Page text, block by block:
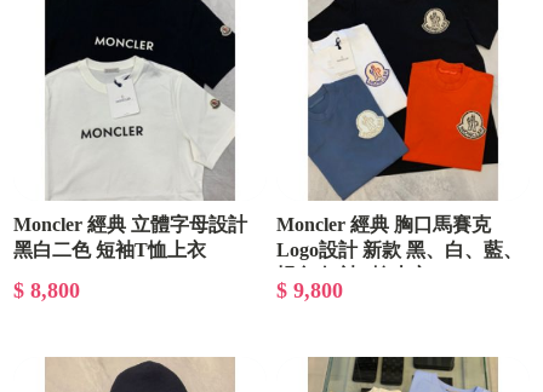
Moncler 經典 立體字母設計
黑白二色 短袖T恤上衣
$ 8,800
Moncler 經典 胸口馬賽克
Logo設計 新款 黑、白、藍、
$ 9,800